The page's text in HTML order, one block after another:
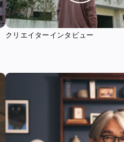
クリエイターインタビュー